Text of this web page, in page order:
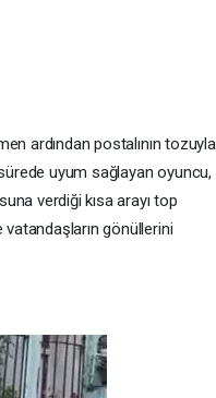
ardından postalının tozuyla
uyum sağlayan oyuncu,
verdiği kısa arayı top
gönüllerini